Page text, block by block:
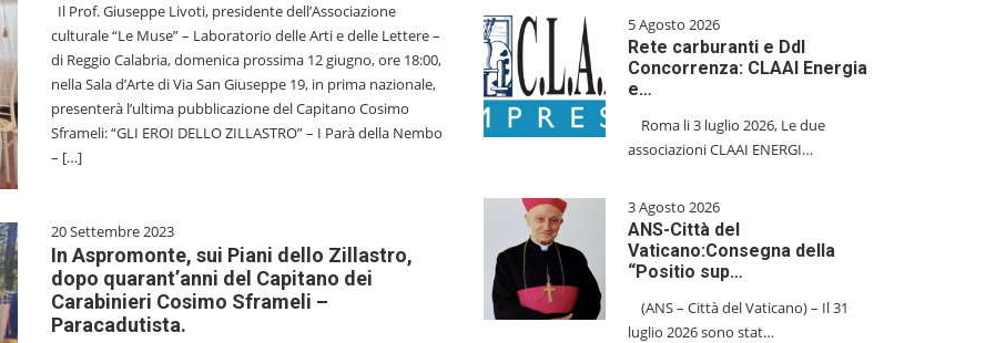
Il Prof. Giuseppe Livoti, presidente dell’Associazione
culturale “Le Muse” – Laboratorio delle Arti e delle Lettere –
di Reggio Calabria, domenica prossima 12 giugno, ore 18:00,
nella Sala d’Arte di Via San Giuseppe 19, in prima nazionale,
presenterà l’ultima pubblicazione del Capitano Cosimo
Sframeli: “GLI EROI DELLO ZILLASTRO” – I Parà della Nembo
– […]
20 Settembre 2023
In Aspromonte, sui Piani dello Zillastro,
dopo quarant’anni del Capitano dei
Carabinieri Cosimo Sframeli –
Paracadutista.
5 Agosto 2026
Rete carburanti e Ddl
Concorrenza: CLAAI Energia
e…
​Roma li 3 luglio 2026, Le due
associazioni CLAAI ENERGI…
3 Agosto 2026
ANS-Città del
Vaticano:Consegna della
“Positio sup…
(ANS – Città del Vaticano) – Il 31
luglio 2026 sono stat…